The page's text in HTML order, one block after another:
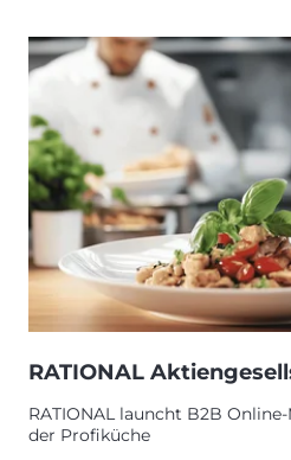
RATIONAL
RATIONAL launcht B2B
der Profiküche